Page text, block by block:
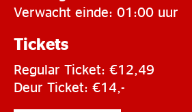
Verwacht einde: 01:00 uur
Tickets
Regular Ticket: €12,49
Deur Ticket: €14,-